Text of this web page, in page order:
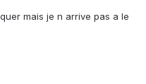
mais je n arrive pas a le